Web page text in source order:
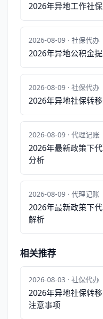
2026年异地工作社
2026-08-09 · 社保代办
2026年异地公积金
2026-08-09 · 社保代办
2026年异地社保转
2026-08-09 · 代理记账
2026年最新政策下
分析
2026-08-09 · 代理记账
2026年最新政策下
解析
相关推荐
2026-08-03 · 社保代办
2026年异地社保转
注意事项